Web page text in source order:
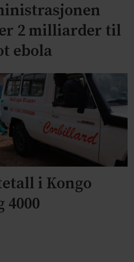
2 milliarder til
ebola
i Kongo
4000